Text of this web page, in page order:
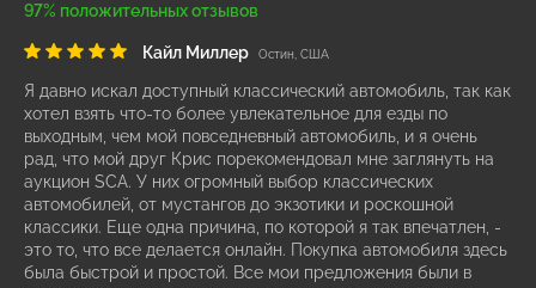
97% положительных отзывов
Кайл Миллер Остин, США
Я давно искал доступный классический автомобиль, так как
хотел взять что-то более увлекательное для езды по
выходным, чем мой повседневный автомобиль, и я очень
рад, что мой друг Крис порекомендовал мне заглянуть на
аукцион SCA. У них огромный выбор классических
автомобилей, от мустангов до экзотики и роскошной
классики. Еще одна причина, по которой я так впечатлен, -
это то, что все делается онлайн. Покупка автомобиля здесь
была быстрой и простой. Все мои предложения были в